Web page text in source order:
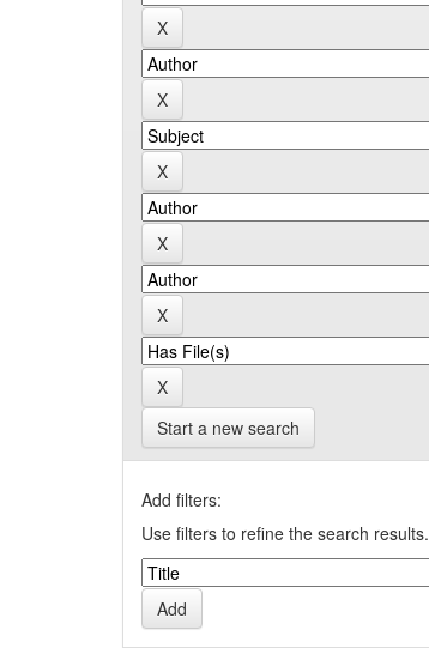
Start a new search
Add filters:
Use filters to refine the search results.